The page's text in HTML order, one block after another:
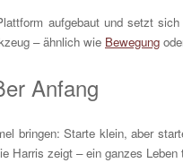
aufgebaut und setzt
– ähnlich wie Bewegung
Anfang
bringen: Starte klein, aber
Harris zeigt – ein ganzes Leben